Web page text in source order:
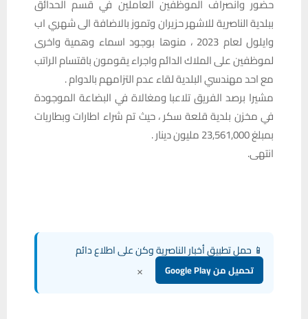
حضور وانصراف الموظفين العاملين في قسم الحدائق
ببلدية الناصرية للاشهر حزيران وتموز بالاضافة الى شهري اب
وايلول لعام 2023 ، منوها بوجود اسماء وهمية واخرى
لموظفين على الملاك الدائم واجراء يقومون باقتسام الراتب
مع احد مهندسي البلدية لقاء عدم التزامهم بالدوام .
مشيرا برصد الفريق تلاعبا ومغالاة في البضاعة الموجودة
في مخزن بلدية قلعة سكر ، حيث تم شراء اطارات وبطاريات
بمبلغ 23,561,000 مليون دينار .
انتهى.
📱 حمل تطبيق أخبار الناصرية وكن على اطلاع دائم
تحميل من Google Play ×